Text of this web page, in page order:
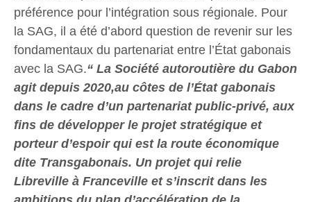
préférence pour l’intégration sous régionale. Pour
la SAG, il a été d’abord question de revenir sur les
fondamentaux du partenariat entre l’État gabonais
avec la SAG.“ La Société autoroutière du Gabon
agit depuis 2020,au côtes de l’État gabonais
dans le cadre d’un partenariat public-privé, aux
fins de développer le projet stratégique et
porteur d’espoir qui est la route économique
dite Transgabonais. Un projet qui relie
Libreville à Franceville et s’inscrit dans les